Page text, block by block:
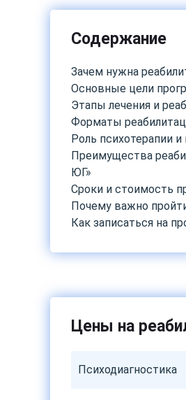
Содержание
Зачем нужна
Основные цели
Этапы лечения и
Форматы
Роль психотерапии
Преимущества
ЮГ»
Сроки и стоимость
Почему важно
Как записаться на
Цены на
Психодиагностика